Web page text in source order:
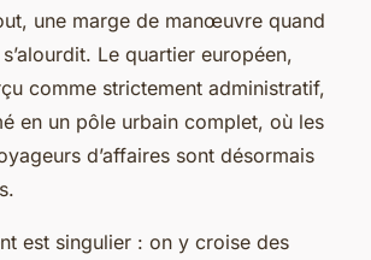
une marge de manœuvre quand
Le quartier européen,
comme strictement administratif,
en un pôle urbain complet, où les
d’affaires sont désormais
est singulier : on y croise des